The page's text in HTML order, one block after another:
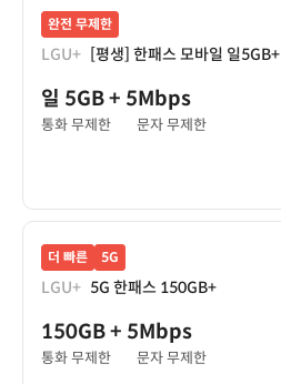
완전 무제한
LGU+ [평생] 한패스 모바일 일5GB+
일 5GB+ 5Mbps
통화 무제한 문자 무제한
더 빠른 5G
LGU+ 5G 한패스 150GB+
150GB+ 5Mbps
통화 무제한 문자 무제한